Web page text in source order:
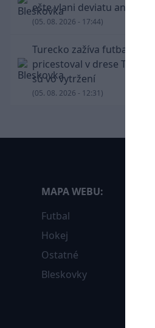
ešte vlani deviatu anglickú
(05. 08. 2026 - 17:44)
Turecko zažíva futbalové
pricestoval v drese
sú vo vytržení
(05. 08. 2026 - 12:31)
MAPA WEBU:
Futbal
Hokej
Ostatné
Bleskovky